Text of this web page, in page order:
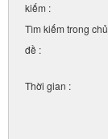
kiếm :
Tìm kiếm trong chủ
đề :
Thời gian :